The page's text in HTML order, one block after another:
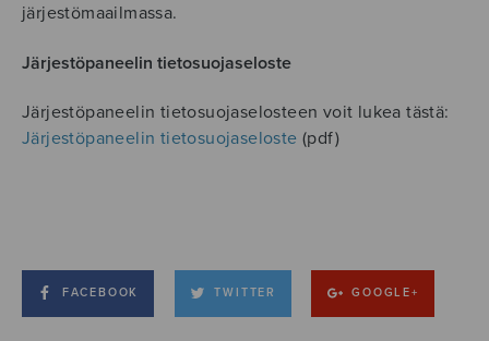
järjestömaailmassa.
Järjestöpaneelin tietosuojaseloste
Järjestöpaneelin tietosuojaselosteen voit lukea tästä:
Järjestöpaneelin tietosuojaseloste (pdf)
FACEBOOK TWITTER GOOGLE+